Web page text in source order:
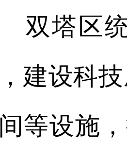
塔区统
建设科
等设施